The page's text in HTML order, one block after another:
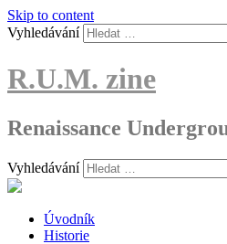
Skip to content
Vyhledávání
R.U.M. zine
Renaissance
Vyhledávání
Úvodník
Historie